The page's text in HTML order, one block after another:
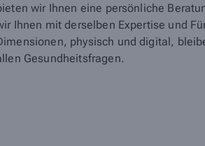
wir Ihnen eine persönliche
Ihnen mit derselben Expertise und
physisch und digital,
Gesundheitsfragen.